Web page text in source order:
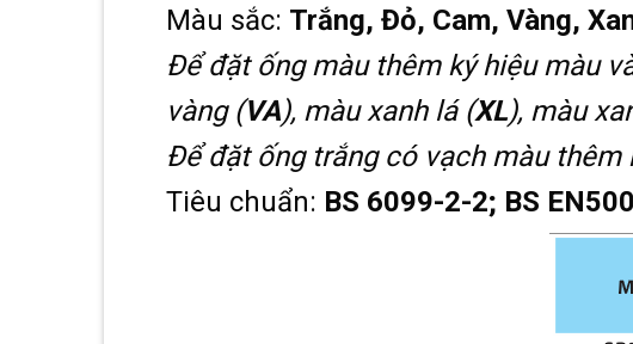
Màu sắc: Trắng, Đỏ, Cam, Vàng,
Để đặt ống màu thêm ký hiệu màu
vàng (VA), màu xanh lá (XL), màu
Để đặt ống trắng có vạch màu thêm
Tiêu chuẩn: BS 6099-2-2; BS